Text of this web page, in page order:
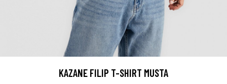
KAZANE FILIP T-SHIRT MUSTA